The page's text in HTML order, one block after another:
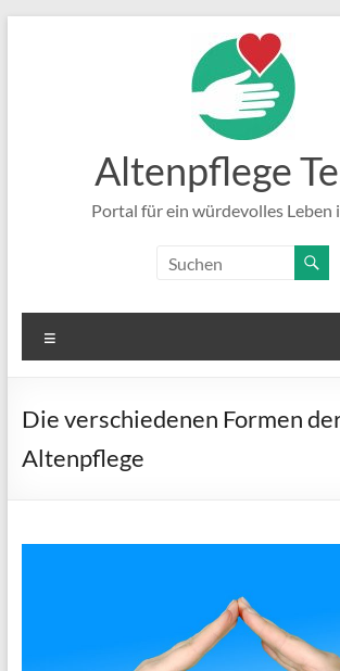
Altenpflege
Portal für ein würdevolles Leben
Die verschiedenen Formen
Altenpflege